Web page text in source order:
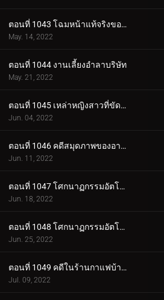
ตอนที่ 1043 โฉมหน้าแท้จริงของทั้งสอง (ตอนจบ)
May. 14, 2022
ตอนที่ 1044 งานเลี้ยงอำลาบริษัท
May. 21, 2022
ตอนที่ 1045 เหล่าหญิงสาวที่ขัดแย้งกัน
Jun. 04, 2022
ตอนที่ 1046 คดีสมุดภาพของอายูมิจัง
Jun. 11, 2022
ตอนที่ 1047 โศกนาฏกรรมอัตโนมัติ (ตอนแรก)
Jun. 18, 2022
ตอนที่ 1048 โศกนาฏกรรมอัตโนมัติ (ตอนจบ)
Jun. 25, 2022
ตอนที่ 1049 คดีในร้านกาแฟบ้านโบราณ
Jul. 09, 2022